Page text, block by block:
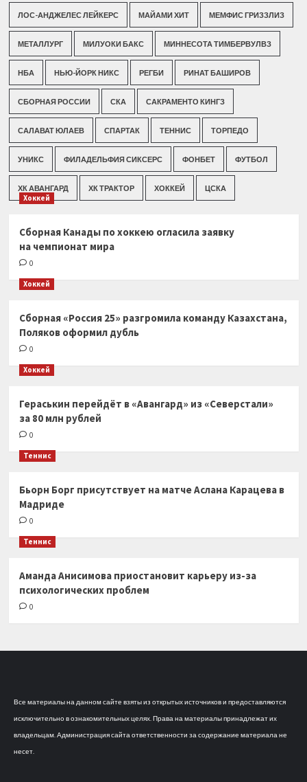
ЛОС-АНДЖЕЛЕС ЛЕЙКЕРС МАЙАМИ ХИТ МЕМФИС ГРИЗЗЛИЗ
МЕТАЛЛУРГ МИЛУОКИ БАКС МИННЕСОТА ТИМБЕРВУЛВЗ
НБА НЬЮ-ЙОРК НИКС РЕГБИ РИНАТ БАШИРОВ
СБОРНАЯ РОССИИ СКА САКРАМЕНТО КИНГЗ
САЛАВАТ ЮЛАЕВ СПАРТАК ТЕННИС ТОРПЕДО
УНИКС ФИЛАДЕЛЬФИЯ СИКСЕРС ФОНБЕТ ФУТБОЛ
ХК АВАНГАРД ХК ТРАКТОР ХОККЕЙ ЦСКА
Хоккей
Сборная Канады по хоккею огласила заявку
на чемпионат мира
0
Хоккей
Сборная «Россия 25» разгромила команду Казахстана,
Поляков оформил дубль
0
Хоккей
Гераськин перейдёт в «Авангард» из «Северстали»
за 80 млн рублей
0
Теннис
Бьорн Борг присутствует на матче Аслана Карацева в
Мадриде
0
Теннис
Аманда Анисимова приостановит карьеру из-за
психологических проблем
0
Все материалы на данном сайте взяты из открытых источников и предоставляются
исключительно в ознакомительных целях. Права на материалы принадлежат их
владельцам. Администрация сайта ответственности за содержание материала не
несет.